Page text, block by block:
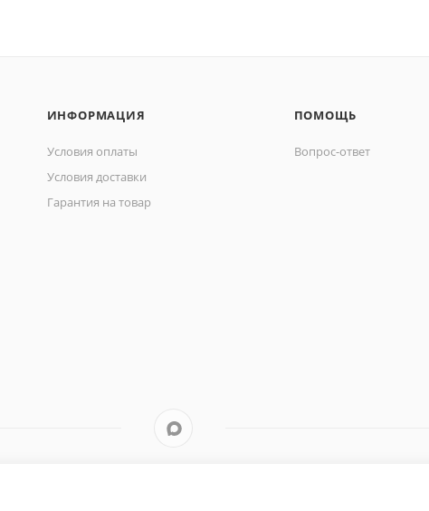
ИНФОРМАЦИЯ
Условия оплаты
Условия доставки
Гарантия на товар
ПОМОЩЬ
Вопрос-ответ